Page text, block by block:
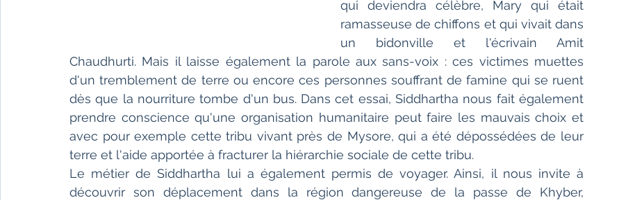
qui deviendra célèbre, Mary qui était
ramasseuse de chiffons et qui vivait dans
un bidonville et l'écrivain Amit
Chaudhurti. Mais il laisse également la parole aux sans-voix : ces victimes muettes
d'un tremblement de terre ou encore ces personnes souffrant de famine qui se ruent
dès que la nourriture tombe d'un bus. Dans cet essai, Siddhartha nous fait également
prendre conscience qu'une organisation humanitaire peut faire les mauvais choix et
avec pour exemple cette tribu vivant près de Mysore, qui a été dépossédées de leur
terre et l'aide apportée à fracturer la hiérarchie sociale de cette tribu.
Le métier de Siddhartha lui a également permis de voyager. Ainsi, il nous invite à
découvrir son déplacement dans la région dangereuse de la passe de Khyber,